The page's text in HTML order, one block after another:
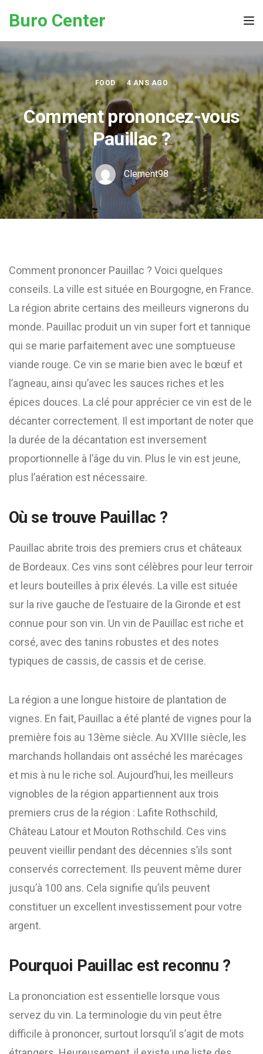
Buro Center
FOOD 4 ANS AGO
Comment prononcez-vous
Pauillac ?
Clement98
Comment prononcer Pauillac ? Voici quelques
conseils. La ville est située en Bourgogne, en France.
La région abrite certains des meilleurs vignerons du
monde. Pauillac produit un vin super fort et tannique
qui se marie parfaitement avec une somptueuse
viande rouge. Ce vin se marie bien avec le bœuf et
l’agneau, ainsi qu’avec les sauces riches et les
épices douces. La clé pour apprécier ce vin est de le
décanter correctement. Il est important de noter que
la durée de la décantation est inversement
proportionnelle à l’âge du vin. Plus le vin est jeune,
plus l’aération est nécessaire.
Où se trouve Pauillac ?
Pauillac abrite trois des premiers crus et châteaux
de Bordeaux. Ces vins sont célèbres pour leur terroir
et leurs bouteilles à prix élevés. La ville est située
sur la rive gauche de l’estuaire de la Gironde et est
connue pour son vin. Un vin de Pauillac est riche et
corsé, avec des tanins robustes et des notes
typiques de cassis, de cassis et de cerise.
La région a une longue histoire de plantation de
vignes. En fait, Pauillac a été planté de vignes pour la
première fois au 13ème siècle. Au XVIIIe siècle, les
marchands hollandais ont asséché les marécages
et mis à nu le riche sol. Aujourd’hui, les meilleurs
vignobles de la région appartiennent aux trois
premiers crus de la région : Lafite Rothschild,
Château Latour et Mouton Rothschild. Ces vins
peuvent vieillir pendant des décennies s’ils sont
conservés correctement. Ils peuvent même durer
jusqu’à 100 ans. Cela signifie qu’ils peuvent
constituer un excellent investissement pour votre
argent.
Pourquoi Pauillac est reconnu ?
La prononciation est essentielle lorsque vous
servez du vin. La terminologie du vin peut être
difficile à prononcer, surtout lorsqu’il s’agit de mots